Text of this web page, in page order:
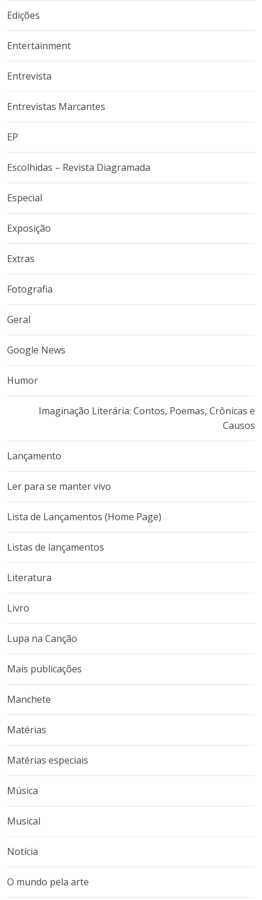
Edições
Entertainment
Entrevista
Entrevistas Marcantes
EP
Escolhidas – Revista Diagramada
Especial
Exposição
Extras
Fotografia
Geral
Google News
Humor
Imaginação Literária: Contos, Poemas, Crônicas e
Causos
Lançamento
Ler para se manter vivo
Lista de Lançamentos (Home Page)
Listas de lançamentos
Literatura
Livro
Lupa na Canção
Mais publicações
Manchete
Matérias
Matérias especiais
Música
Musical
Notícia
O mundo pela arte